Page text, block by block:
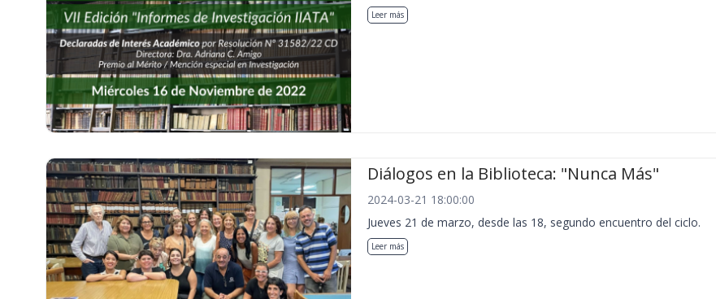
Leer más
Diálogos en la Biblioteca: "Nunca Más"
2024-03-21 18:00:00
Jueves 21 de marzo, desde las 18, segundo encuentro del ciclo.
Leer más